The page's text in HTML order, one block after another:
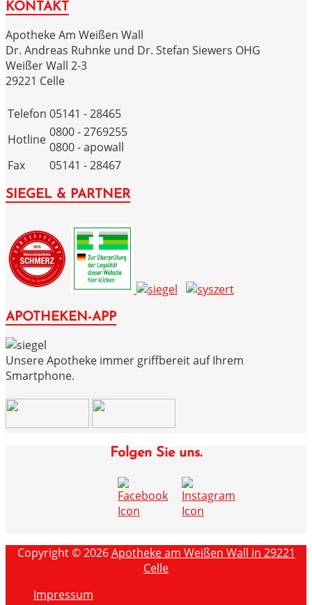
KONTAKT
Apotheke Am Weißen Wall
Dr. Andreas Ruhnke und Dr. Stefan Siewers OHG
Weißer Wall 2-3
29221 Celle
Telefon 05141 - 28465
Hotline 0800 - 2769255
0800 - apowall
Fax
05141 - 28467
SIEGEL & PARTNER
APOTHEKEN-APP
Unsere Apotheke immer griffbereit auf Ihrem
Smartphone.
Folgen Sie uns.
Copyright © 2026Apotheke am Weißen Wall in 29221
Celle
Impressum